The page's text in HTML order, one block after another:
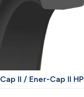
II / Ener-Cap II HP